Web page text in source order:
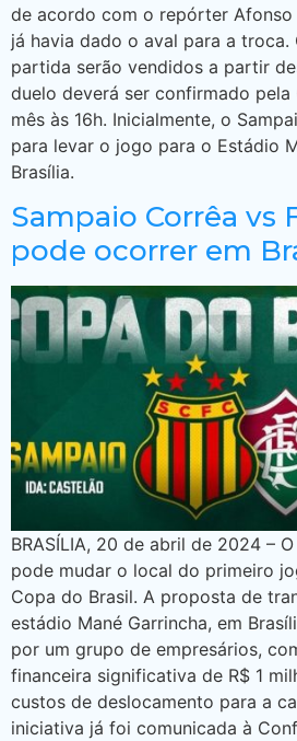
de acordo com o repórter Afonso
já havia dado o aval para a troca.
partida serão vendidos a partir
duelo deverá ser confirmado pela
mês às 16h. Inicialmente, o
para levar o jogo para o Estádio
Brasília.
Sampaio Corrêa vs
pode ocorrer em
BRASÍLIA, 20 de abril de 2024 –
pode mudar o local do primeiro
Copa do Brasil. A proposta de
estádio Mané Garrincha, em
por um grupo de empresários,
financeira significativa de R$ 1
custos de deslocamento para a
iniciativa já foi comunicada à